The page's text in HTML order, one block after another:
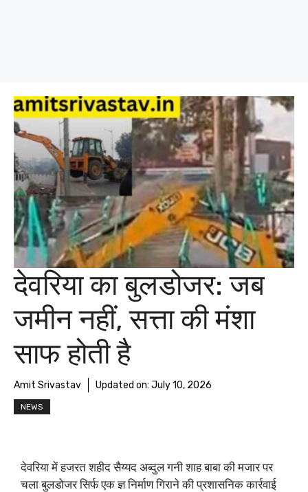
देवरिया का बुलडोजर: जब
जमीन नहीं, सत्ता की मंशा
साफ होती है
Amit Srivastav Updated on: July 10, 2026
NEWS
देवरिया में हजरत शहीद सैय्यद अब्दुल गनी शाह बाबा की मजार पर
चला बुलडोजर सिर्फ एक ज्ञ निर्माण गिराने की प्रशासनिक कार्रवाई